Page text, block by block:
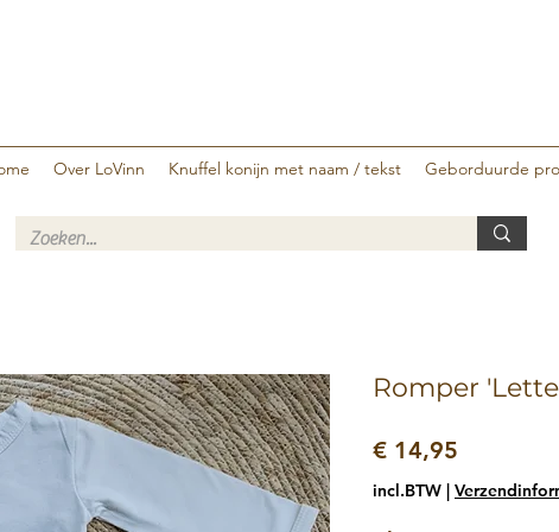
Over LoVinn Knuffel konijn met naam / tekst Geborduurde
Romper
€ 14,95
incl.BTW |